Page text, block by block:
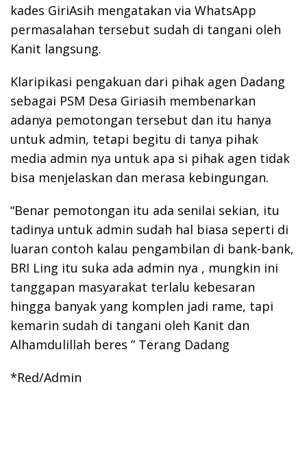
kades GiriAsih mengatakan via WhatsApp
permasalahan tersebut sudah di tangani oleh
Kanit langsung.
Klaripikasi pengakuan dari pihak agen Dadang
sebagai PSM Desa Giriasih membenarkan
adanya pemotongan tersebut dan itu hanya
untuk admin, tetapi begitu di tanya pihak
media admin nya untuk apa si pihak agen tidak
bisa menjelaskan dan merasa kebingungan.
“Benar pemotongan itu ada senilai sekian, itu
tadinya untuk admin sudah hal biasa seperti di
luaran contoh kalau pengambilan di bank-bank,
BRI Ling itu suka ada admin nya , mungkin ini
tanggapan masyarakat terlalu kebesaran
hingga banyak yang komplen jadi rame, tapi
kemarin sudah di tangani oleh Kanit dan
Alhamdulillah beres ” Terang Dadang
*Red/Admin